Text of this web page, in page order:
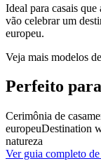
Ideal para casais
vão celebrar um
europeu.
Veja mais modelos
Perfeito para
Cerimônia de
europeuDestination
natureza
Ver guia completo